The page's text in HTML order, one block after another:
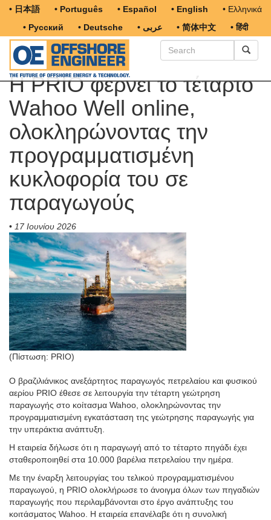
• 日本語 • Português • Español • English
• Ελληνικά
• Русский
• Deutsche • عربى • 简体中文 • हिंदी
Η PRIO φέρνει το τέταρτο
Wahoo Well online,
ολοκληρώνοντας την
προγραμματισμένη
κυκλοφορία του σε
παραγωγούς
• 17 Ιουνίου 2026
(Πίστωση: PRIO)
Ο βραζιλιάνικος ανεξάρτητος παραγωγός πετρελαίου και φυσικού
αερίου PRIO έθεσε σε λειτουργία την τέταρτη γεώτρηση
παραγωγής στο κοίτασμα Wahoo, ολοκληρώνοντας την
προγραμματισμένη εγκατάσταση της γεώτρησης παραγωγής για
την υπεράκτια ανάπτυξη.
Η εταιρεία δήλωσε ότι η παραγωγή από το τέταρτο πηγάδι έχει
σταθεροποιηθεί στα 10.000 βαρέλια πετρελαίου την ημέρα.
Με την έναρξη λειτουργίας του τελικού προγραμματισμένου
παραγωγού, η PRIO ολοκλήρωσε το άνοιγμα όλων των πηγαδιών
παραγωγής που περιλαμβάνονται στο έργο ανάπτυξης του
κοιτάσματος Wahoo. Η εταιρεία επανέλαβε ότι η συνολική